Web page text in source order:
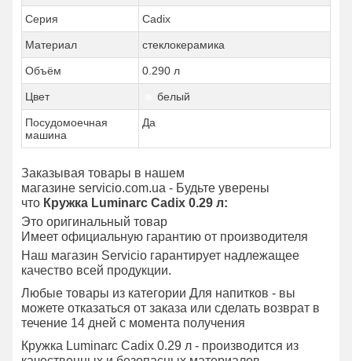
Серия Cadix
Материал стеклокерамика
Объём 0.290 л
Цвет белый
Посудомоечная
машина
Да
Заказывая товары в нашем
магазине servicio.com.ua - Будьте уверены
что Кружка Luminarc Cadix 0.29 л:
Это оригинальный товар
Имеет официальную гарантию от производителя
Наш магазин Servicio гарантирует надлежащее
качество всей продукции.
Любые товары из категории Для напитков - вы
можете отказаться от заказа или сделать возврат в
течение 14 дней с момента получения
Кружка Luminarc Cadix 0.29 л - производится из